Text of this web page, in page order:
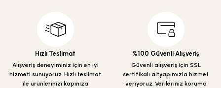
Ürün resmi kalitesiz, bozuk veya görüntülenemiyor.
Ürün açıklamasında eksik bilgiler bulunuyor.
Ürün fiyatı diğer sitelerden daha pahalı.
Bu ürüne benzer farklı alternatifler olmalı.
Hızlı Teslimat
Alışveriş deneyiminiz için en iyi
hizmeti sunuyoruz. Hızlı teslimat
ile ürünlerinizi kapınıza
%100 Güvenli Alışveriş
Güvenli alışveriş için SSL
sertifikalı altyapımızla hizmet
veriyoruz. Verileriniz koruma